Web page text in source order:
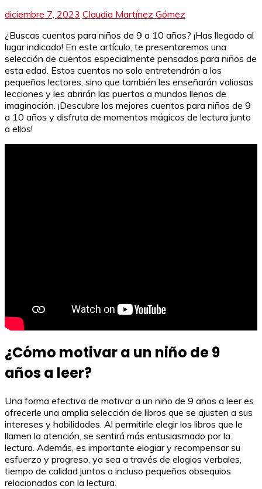
diciembre 7, 2023 Claudia Martínez Gómez
¿Buscas cuentos para niños de 9 a 10 años? ¡Has llegado al
lugar indicado! En este artículo, te presentaremos una
selección de cuentos especialmente pensados para niños de
esta edad. Estos cuentos no solo entretendrán a los
pequeños lectores, sino que también les enseñarán valiosas
lecciones y les abrirán las puertas a mundos llenos de
imaginación. ¡Descubre los mejores cuentos para niños de 9
a 10 años y disfruta de momentos mágicos de lectura junto
a ellos!
¿Cómo motivar a un niño de 9
años a leer?
Una forma efectiva de motivar a un niño de 9 años a leer es
ofrecerle una amplia selección de libros que se ajusten a sus
intereses y habilidades. Al permitirle elegir los libros que le
llamen la atención, se sentirá más entusiasmado por la
lectura. Además, es importante elogiar y recompensar su
esfuerzo y progreso, ya sea a través de elogios verbales,
tiempo de calidad juntos o incluso pequeños obsequios
relacionados con la lectura.